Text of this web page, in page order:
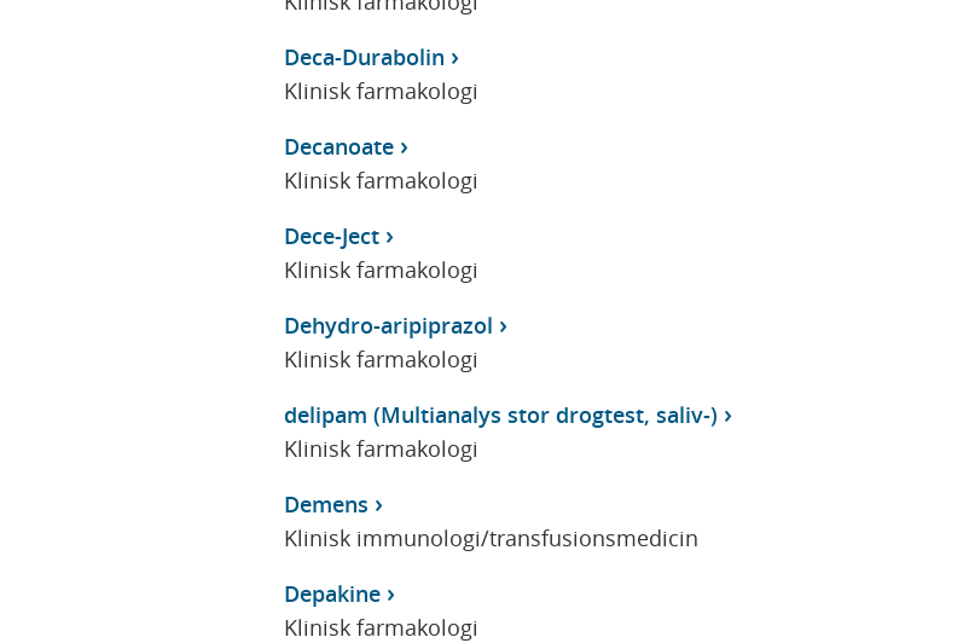
Deca-Durabolin
Klinisk farmakologi
Decanoate
Klinisk farmakologi
Dece-Ject
Klinisk farmakologi
Dehydro-aripiprazol
Klinisk farmakologi
delipam (Multianalys stor drogtest, saliv-)
Klinisk farmakologi
Demens
Klinisk immunologi/transfusionsmedicin
Depakine
Klinisk farmakologi